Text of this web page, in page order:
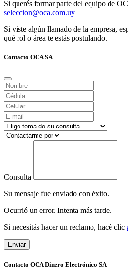
Si querés formar parte del equipo de
seleccion@oca.com.uy
Si viste algún llamado de la empresa,
qué rol o área te estás postulando.
Contacto OCA SA
Consulta
Su mensaje fue enviado con éxito.
Ocurrió un error. Intenta más tarde.
Si necesitás hacer un reclamo, hacé clic
Enviar
Contacto OCA Dinero Electrónico SA